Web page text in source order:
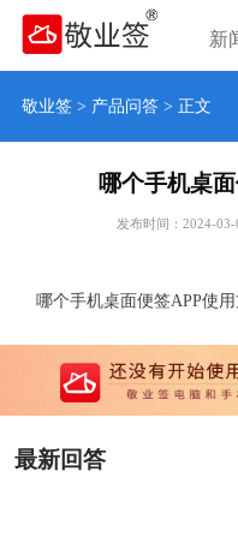
新
敬业签> 产品问答> 正文
哪个手机桌
发布时间：2024-03-
哪个手机桌面便签APP使用
最新回答